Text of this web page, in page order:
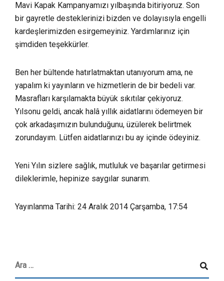
Mavi Kapak Kampanyamızı yılbaşında bitiriyoruz. Son
bir gayretle desteklerinizi bizden ve dolayısıyla engelli
kardeşlerimizden esirgemeyiniz. Yardımlarınız için
şimdiden teşekkürler.
Ben her bültende hatırlatmaktan utanıyorum ama, ne
yapalım ki yayınların ve hizmetlerin de bir bedeli var.
Masrafları karşılamakta büyük sıkıtılar çekiyoruz.
Yılsonu geldi, ancak halâ yıllık aidatlarını ödemeyen bir
çok arkadaşımızın bulunduğunu, üzülerek belirtmek
zorundayım. Lütfen aidatlarınızı bu ay içinde ödeyiniz.
Yeni Yılın sizlere sağlık, mutluluk ve başarılar getirmesi
dileklerimle, hepinize saygılar sunarım.
Yayınlanma Tarihi: 24 Aralık 2014 Çarşamba, 17:54